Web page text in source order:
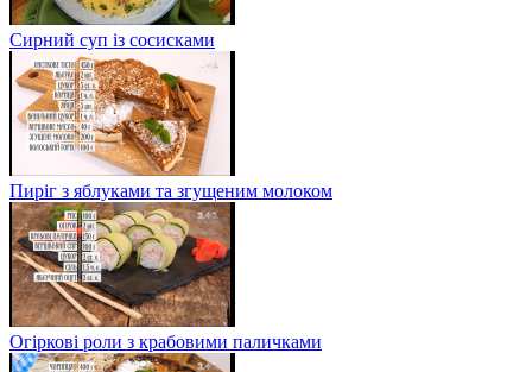
Сирний суп із сосисками
Пиріг з яблуками та згущеним молоком
Огіркові роли з крабовими паличками